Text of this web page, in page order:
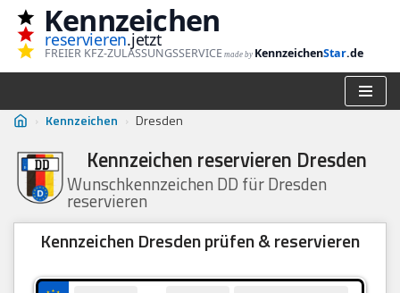
Zum
Inhalt
Kennzeichen
reservieren.jetzt
FREIER KFZ-ZULASSUNGSSERVICE made by KennzeichenStar.de
› Kennzeichen › Dresden
Kennzeichen reservieren Dresden
Wunschkennzeichen DD für Dresden
reservieren
Kennzeichen Dresden prüfen & reservieren